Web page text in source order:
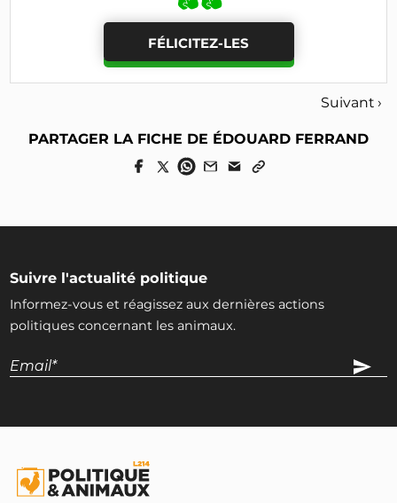
FÉLICITEZ-LES
Suivant ›
PARTAGER LA FICHE DE ÉDOUARD FERRAND
Suivre l'actualité politique
Informez-vous et réagissez aux dernières actions
politiques concernant les animaux.